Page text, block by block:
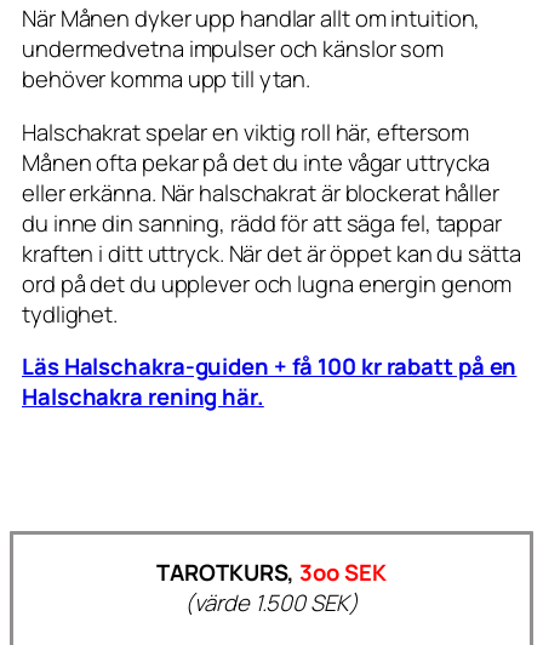
När Månen dyker upp handlar allt om intuition,
undermedvetna impulser och känslor som
behöver komma upp till ytan.
Halschakrat spelar en viktig roll här, eftersom
Månen ofta pekar på det du inte vågar uttrycka
eller erkänna. När halschakrat är blockerat håller
du inne din sanning, rädd för att säga fel, tappar
kraften i ditt uttryck. När det är öppet kan du sätta
ord på det du upplever och lugna energin genom
tydlighet.
Läs Halschakra-guiden + få 100 kr rabatt på en
Halschakra rening här.
TAROTKURS,3oo SEK
(värde 1.500 SEK)